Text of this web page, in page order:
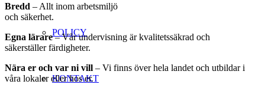
POLICY
KONTAKT
Bredd – Allt inom arbetsmiljö
och säkerhet.
Egna lärare– Vår undervisning ärkvalitetssäkrad och
säkerställer färdigheter.
Nära er och var ni vill – Vi finns över hela landet och utbildar i
våra lokaler eller hos er.